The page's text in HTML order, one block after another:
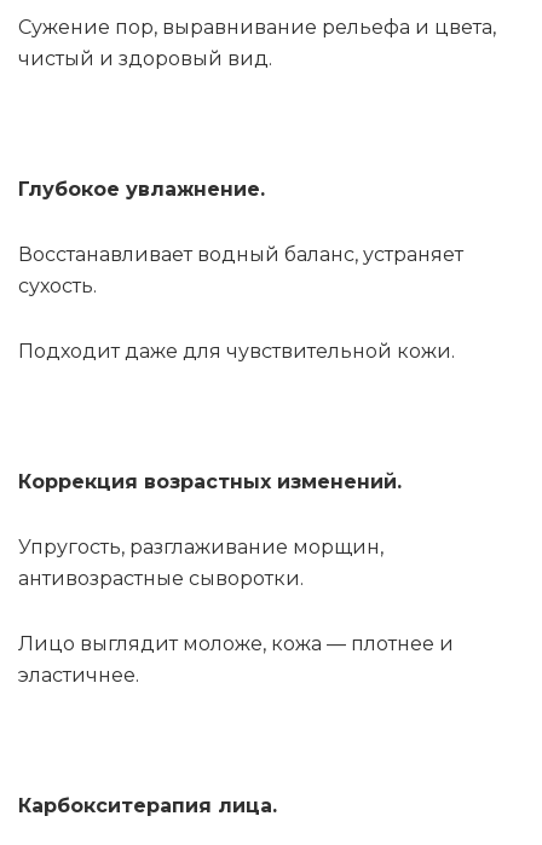
Сужение пор, выравнивание рельефа и цвета,
чистый и здоровый вид.
Глубокое увлажнение.
Восстанавливает водный баланс, устраняет
сухость.
Подходит даже для чувствительной кожи.
Коррекция возрастных изменений.
Упругость, разглаживание морщин,
антивозрастные сыворотки.
Лицо выглядит моложе, кожа — плотнее и
эластичнее.
Карбокситерапия лица.